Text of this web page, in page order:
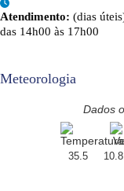
Atendimento: (dias
das 14h00 às 17h00
Meteorologia
Dados
35.5